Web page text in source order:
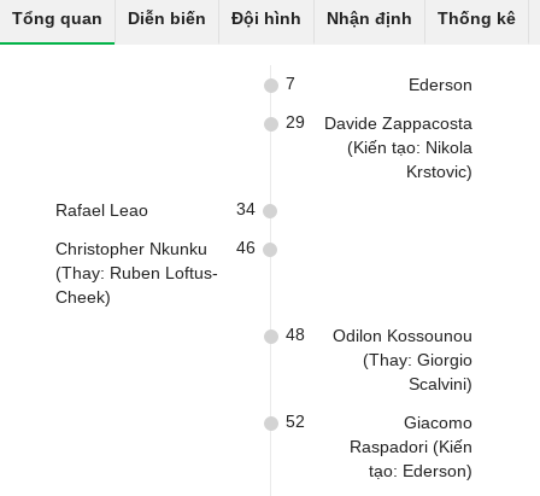
Tổng quan Diễn biến Đội hình Nhận định Thống kê
Ederson
7
Davide Zappacosta
(Kiến tạo: Nikola
Krstovic)
29
Rafael Leao 34
Christopher Nkunku
(Thay: Ruben Loftus-
Cheek)
46
Odilon Kossounou
(Thay: Giorgio
Scalvini)
48
Giacomo
Raspadori (Kiến
tạo: Ederson)
52